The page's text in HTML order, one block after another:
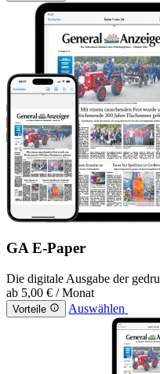
GA E-Paper
Die digitale Ausgabe der
ab 5,00 € / Monat
Vorteile Auswählen